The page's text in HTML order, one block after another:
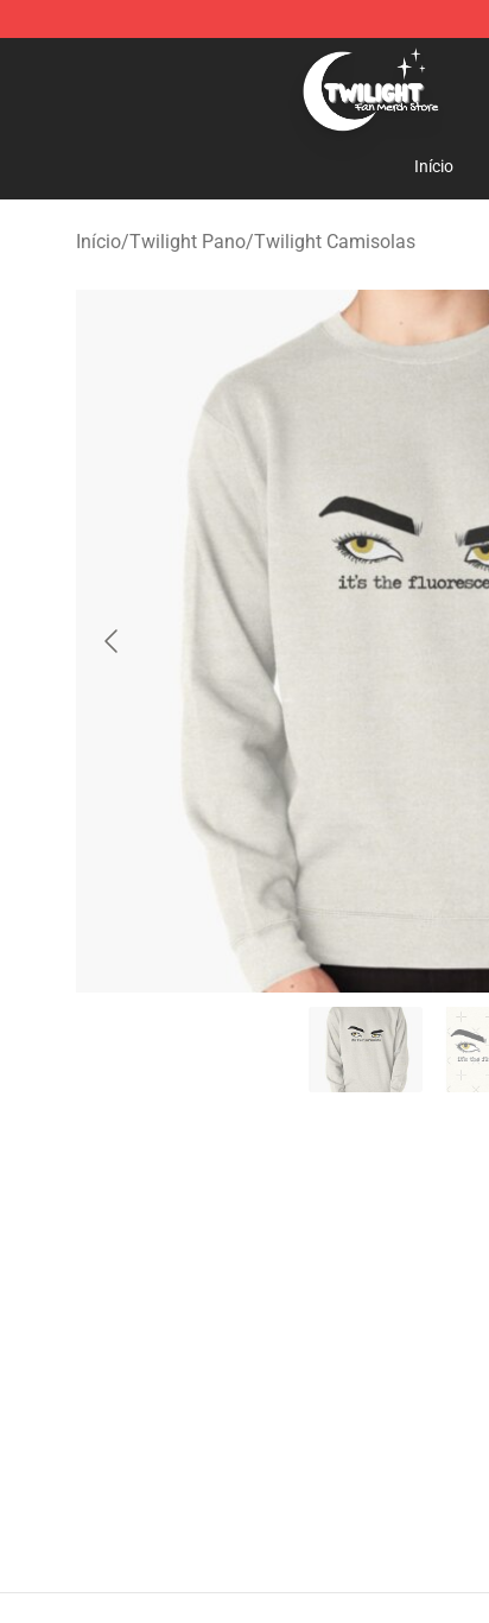
Twilight Store - Official Twilight Merchandise Shop
Início
Início/Twilight Pano/Twilight Camisolas